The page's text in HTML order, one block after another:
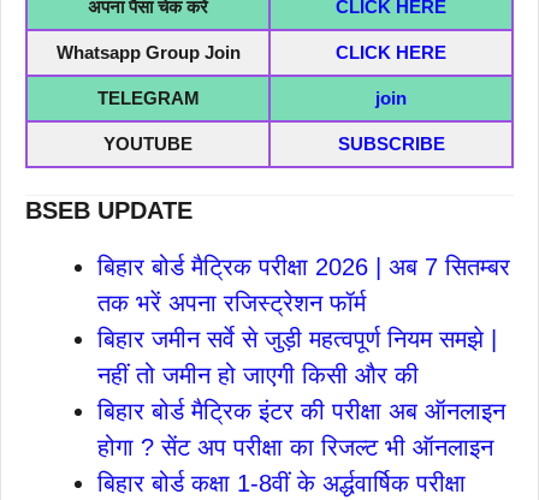
अपना पैसा चेक करें CLICK HERE
Whatsapp Group Join CLICK HERE
TELEGRAM join
YOUTUBE SUBSCRIBE
BSEB UPDATE
बिहार बोर्ड मैट्रिक परीक्षा 2026 | अब 7 सितम्बर
तक भरें अपना रजिस्ट्रेशन फॉर्म
बिहार जमीन सर्वे से जुड़ी महत्वपूर्ण नियम समझे |
नहीं तो जमीन हो जाएगी किसी और की
बिहार बोर्ड मैट्रिक इंटर की परीक्षा अब ऑनलाइन
होगा ? सेंट अप परीक्षा का रिजल्ट भी ऑनलाइन
बिहार बोर्ड कक्षा 1-8वीं के अर्द्धवार्षिक परीक्षा